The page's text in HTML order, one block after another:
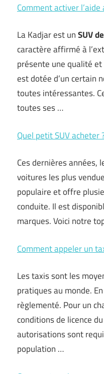
Comment activer
La Kadjar est unSUV
caractère affirmé à
présente une qualité
est dotée d’un certain
toutes intéressantes.
toutes ses …
Quel petit SUV acheter
Ces dernières années,
voitures les plus
populaire et offre
conduite. Il est
marques. Voici notre
Comment appeler un
Les taxis sont les
pratiques au monde.
règlementé. Pour un
conditions de licence
autorisations sont
population …